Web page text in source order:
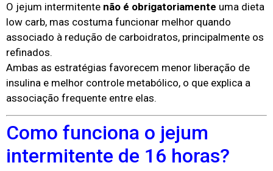
O jejum intermitente não é obrigatoriamente uma dieta
low carb, mas costuma funcionar melhor quando
associado à redução de carboidratos, principalmente os
refinados.
Ambas as estratégias favorecem menor liberação de
insulina e melhor controle metabólico, o que explica a
associação frequente entre elas.
Como funciona o jejum
intermitente de 16 horas?